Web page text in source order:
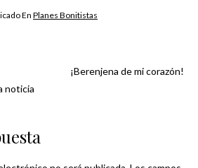
En Planes Bonitistas
noticia
¡Berenjena de mi corazón!